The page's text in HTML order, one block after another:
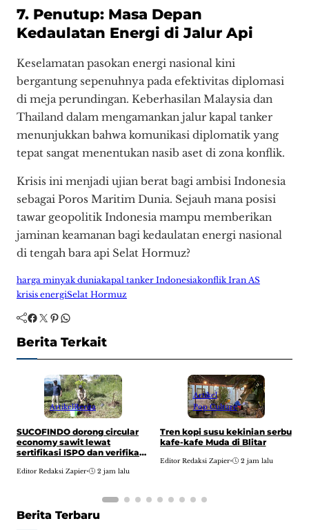
7. Penutup: Masa Depan
Kedaulatan Energi di Jalur Api
Keselamatan pasokan energi nasional kini
bergantung sepenuhnya pada efektivitas diplomasi
di meja perundingan. Keberhasilan Malaysia dan
Thailand dalam mengamankan jalur kapal tanker
menunjukkan bahwa komunikasi diplomatik yang
tepat sangat menentukan nasib aset di zona konflik.
Krisis ini menjadi ujian berat bagi ambisi Indonesia
sebagai Poros Maritim Dunia. Sejauh mana posisi
tawar geopolitik Indonesia mampu memberikan
jaminan keamanan bagi kedaulatan energi nasional
di tengah bara api Selat Hormuz?
harga minyak duniakapal tanker Indonesiakonflik Iran AS
krisis energiSelat Hormuz
Facebook Twitter Pinterest WhatsApp
Berita Terkait
ArtikelBerita
SUCOFINDO dorong circular
economy sawit lewat
sertifikasi ISPO dan verifikasi
Indonesia Emas 2045
Editor Redaksi Zapier• 2 jam lalu
Artikel
Pop Culture
Tren kopi susu kekinian serbu
kafe-kafe Muda di Blitar
Editor Redaksi Zapier• 2 jam lalu
Berita Terbaru